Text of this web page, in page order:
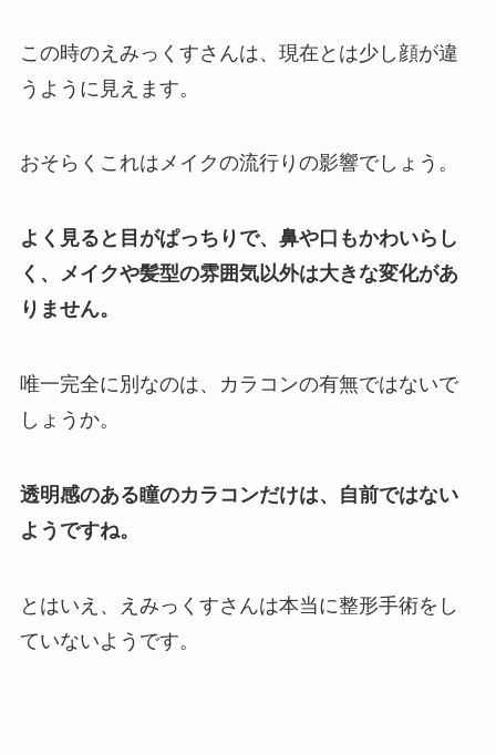
この時のえみっくすさんは、現在とは少し顔が違
うように見えます。
おそらくこれはメイクの流行りの影響でしょう。
よく見ると目がぱっちりで、鼻や口もかわいらし
く、メイクや髪型の雰囲気以外は大きな変化があ
りません。
唯一完全に別なのは、カラコンの有無ではないで
しょうか。
透明感のある瞳のカラコンだけは、自前ではない
ようですね。
とはいえ、えみっくすさんは本当に整形手術をし
ていないようです。